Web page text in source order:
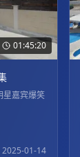
01:45:20
星嘉宾爆笑
2025-01-14